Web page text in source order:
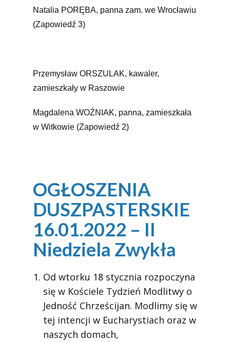
Natalia PORĘBA, panna zam. we Wrocławiu
(Zapowiedź 3)
Przemysław ORSZULAK, kawaler,
zamieszkały w Raszowie
Magdalena WOŹNIAK, panna, zamieszkała
w Witkowie (Zapowiedź 2)
OGŁOSZENIA
DUSZPASTERSKIE
16.01.2022 – II
Niedziela Zwykła
Od wtorku 18 stycznia rozpoczyna
się w Kościele Tydzień Modlitwy o
Jedność Chrześcijan. Modlimy się w
tej intencji w Eucharystiach oraz w
naszych domach,